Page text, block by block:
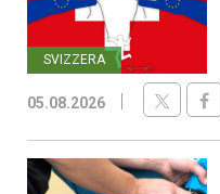
SVIZZERA
05.08.2026